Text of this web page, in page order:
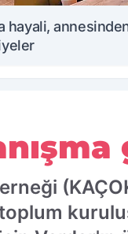
hayali,